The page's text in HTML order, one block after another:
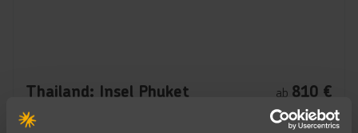
Thailand: Insel Phuket
7 Nächte
ab 810 €
pro Person